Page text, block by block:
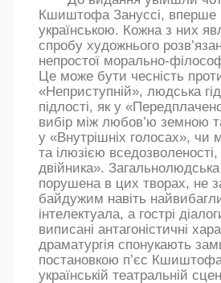
Кшиштофа Зануссі, вперше
українською. Кожна з них
спробу художнього
непростої морально-
Це може бути чесність
«Неприступній», людська
підлості, як у
вибір між любов’ю земною
у «Внутрішніх голосах», чи
та ілюзією вседозволеності,
двійника».
порушена в цих творах, не
байдужим навіть
інтелектуала, а гострі
виписані антагоністичні
драматургія спонукають
постановкою п’єс
українській театральній